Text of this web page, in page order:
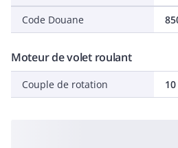
Code Douane
Moteur de volet roulant
Couple de rotation